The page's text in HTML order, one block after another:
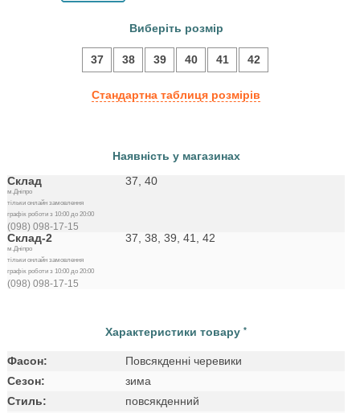
Виберіть розмір
37 38 39 40 41 42
Стандартна таблиця розмірів
Наявність у магазинах
Склад
м.Дніпро
тільки онлайн замовлення
графік роботи з 10:00 до 20:00
(098) 098-17-15
37, 40
Склад-2
м.Дніпро
тільки онлайн замовлення
графік роботи з 10:00 до 20:00
(098) 098-17-15
37, 38, 39, 41, 42
Характеристики товару *
Фасон:
Повсякденні черевики
Сезон:
зима
Стиль:
повсякденний